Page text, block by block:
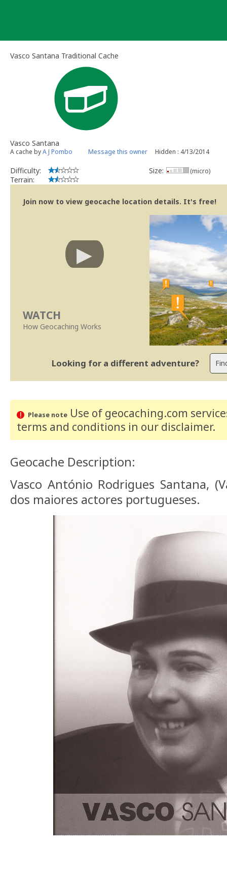
Vasco Santana Traditional Cache
Vasco Santana
A cache byA J Pombo Message this owner Hidden : 4/13/2014
Difficulty:
Terrain:
Size: (micro)
Join now to view geocache location details. It's free!
WATCH
How Geocaching Works
Looking for a different adventure?
Please noteUse of geocaching.com
terms and conditions in our disclaimer.
Geocache Description:
Vasco António Rodrigues Santana,
dos maiores actores portugueses.